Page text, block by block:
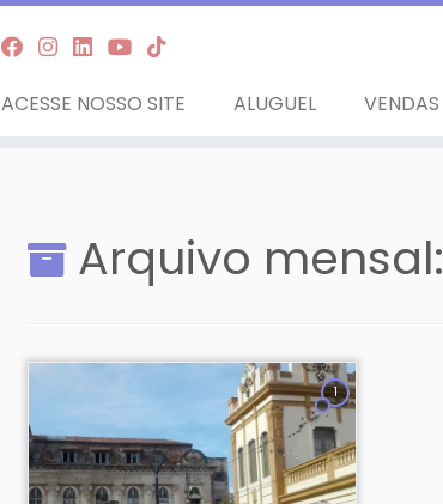
ACESSE NOSSO SITE ALUGUEL VENDAS
Arquivo mensal:
1